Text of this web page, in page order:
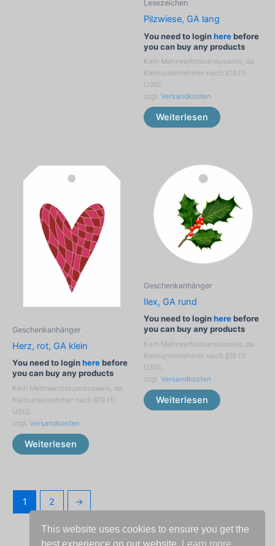
This website uses cookies to ensure you get the
Lesezeichen
Pilzwiese, GA lang
You need to loginherebefore
you can buy any products
Kein Mehrwertsteuerausweis, da
Kleinunternehmer nach §19 (1)
UStG.
zzgl. Versandkosten
Weiterlesen
Geschenkanhänger
Herz, rot, GA klein
You need to loginherebefore
you can buy any products
Kein Mehrwertsteuerausweis, da
Kleinunternehmer nach §19 (1)
UStG.
zzgl. Versandkosten
Weiterlesen
Geschenkanhänger
Ilex, GA rund
You need to loginherebefore
you can buy any products
Kein Mehrwertsteuerausweis, da
Kleinunternehmer nach §19 (1)
UStG.
zzgl. Versandkosten
Weiterlesen
1 2 →